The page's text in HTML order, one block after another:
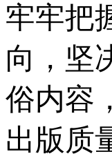
牢牢把
向，坚
俗内容
出版质